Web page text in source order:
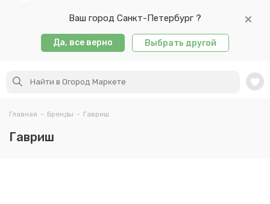
Ваш город Санкт-Петербург ?
Да, все верно Выбрать другой
Главная - Бренды - Гавриш
Гавриш